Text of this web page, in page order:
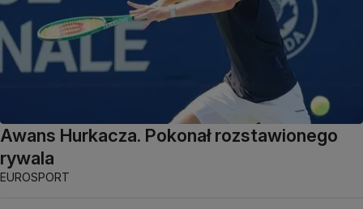
Awans Hurkacza. Pokonał rozstawionego
rywala
EUROSPORT